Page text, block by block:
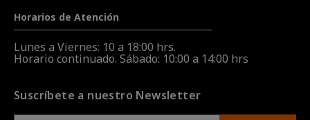
Horarios de Atención
Lunes a Viernes: 10 a 18:00 hrs.
Horario continuado. Sábado: 10:00 a 14:00 hrs
Suscríbete a nuestro Newsletter